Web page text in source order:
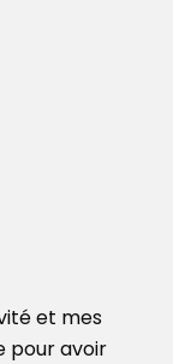
et mes
pour avoir